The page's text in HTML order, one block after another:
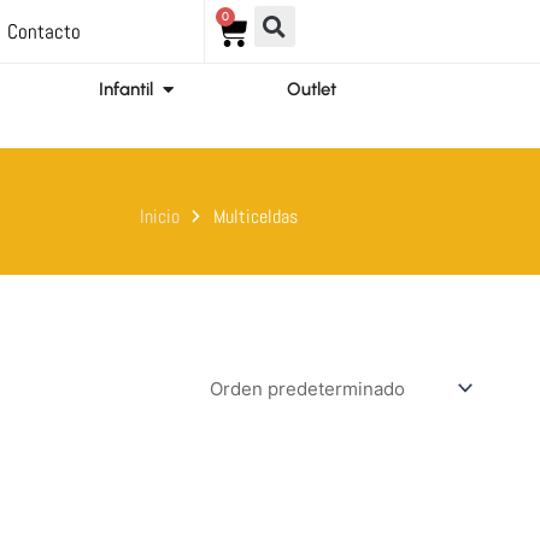
Contacto
0
Carrito
OrtopediaInfantil Abrir Infantil Outlet
Inicio Multiceldas